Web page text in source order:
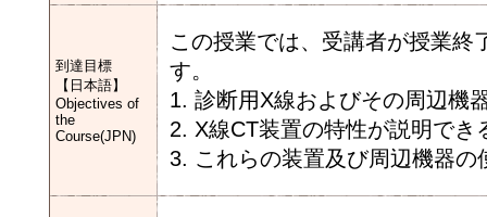
到達目標
【日本語】
Objectives of
the
Course(JPN)
この授業では、受講者が授業終
す。
1. 診断用X線およびその周辺機
2. X線CT装置の特性が説明でき
3. これらの装置及び周辺機器の